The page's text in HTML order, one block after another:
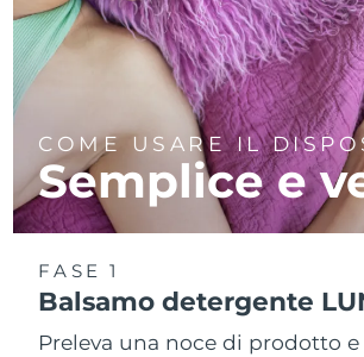
COME USARE IL
Semplice e
FASE 1
Balsamo detergente
Preleva una noce di prodotto e